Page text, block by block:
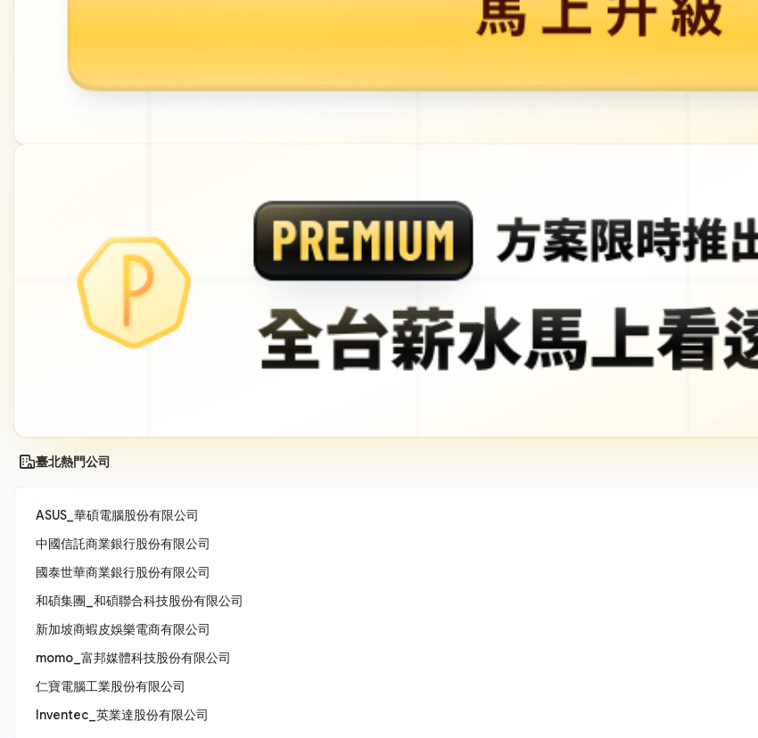
臺北熱門公司
ASUS_華碩電腦股份有限公司
中國信託商業銀行股份有限公司
國泰世華商業銀行股份有限公司
和碩集團_和碩聯合科技股份有限公司
新加坡商蝦皮娛樂電商有限公司
momo_富邦媒體科技股份有限公司
仁寶電腦工業股份有限公司
Inventec_英業達股份有限公司